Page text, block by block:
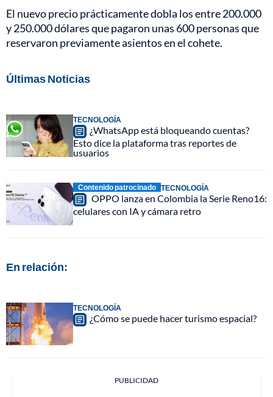
El nuevo precio prácticamente dobla los entre 200.000
y 250.000 dólares que pagaron unas 600 personas que
reservaron previamente asientos en el cohete.
Últimas Noticias
TECNOLOGÍA
¿WhatsApp está bloqueando cuentas?
Esto dice la plataforma tras reportes de
usuarios
Contenido patrocinado TECNOLOGÍA
OPPO lanza en Colombia la Serie Reno16:
celulares con IA y cámara retro
En relación:
TECNOLOGÍA
¿Cómo se puede hacer turismo espacial?
PUBLICIDAD